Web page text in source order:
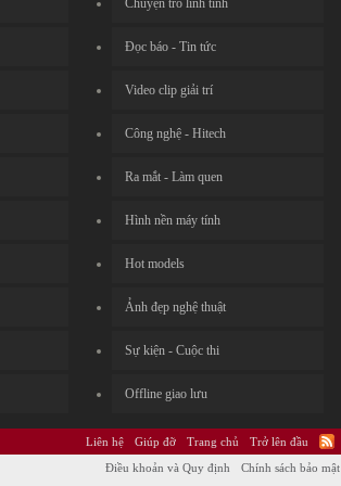
Chuyện trò linh tinh
Đọc báo - Tin tức
Video clip giải trí
Công nghệ - Hitech
Ra mắt - Làm quen
Hình nền máy tính
Hot models
Ảnh đẹp nghệ thuật
Sự kiện - Cuộc thi
Offline giao lưu
Liên hệ Giúp đỡ Trang chủ
Trở lên đầu
Điều khoản và Quy định
Chính sách bảo mật